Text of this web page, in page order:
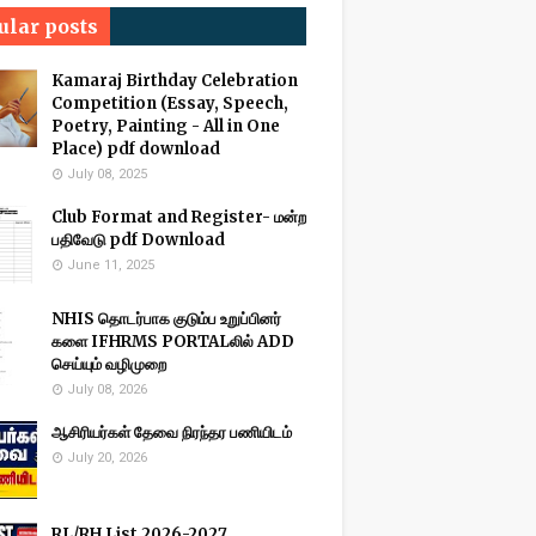
posts
Kamaraj Birthday Celebration
Competition (Essay, Speech,
Poetry, Painting - All in One
Place) pdf download
July 08, 2025
Club Format and Register- மன்ற
பதிவேடு pdf Download
June 11, 2025
NHIS தொடர்பாக குடும்ப உறுப்பினர்
களை IFHRMS PORTALலில் ADD
செய்யும் வழிமுறை
July 08, 2026
ஆசிரியர்கள் தேவை நிரந்தர பணியிடம்
July 20, 2026